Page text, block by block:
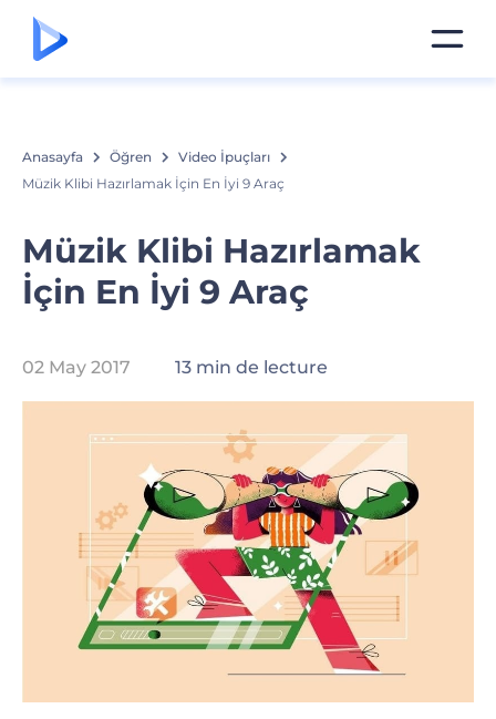
Anasayfa Öğren
Video İpuçları
Müzik Klibi Hazırlamak İçin En İyi 9 Araç
Müzik Klibi Hazırlamak
İçin En İyi 9 Araç
02 May 2017 13 min de lecture